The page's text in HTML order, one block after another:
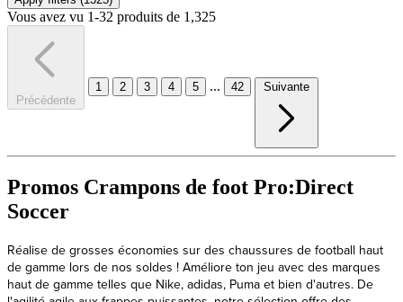
Vous avez vu 1-32 produits de 1,325
Précédente
1 2 3 4 5 ... 42 Suivante
Promos Crampons de foot Pro:Direct
Soccer
Réalise de grosses économies sur des chaussures de football haut
de gamme lors de nos soldes ! Améliore ton jeu avec des marques
haut de gamme telles que Nike, adidas, Puma et bien d'autres. De